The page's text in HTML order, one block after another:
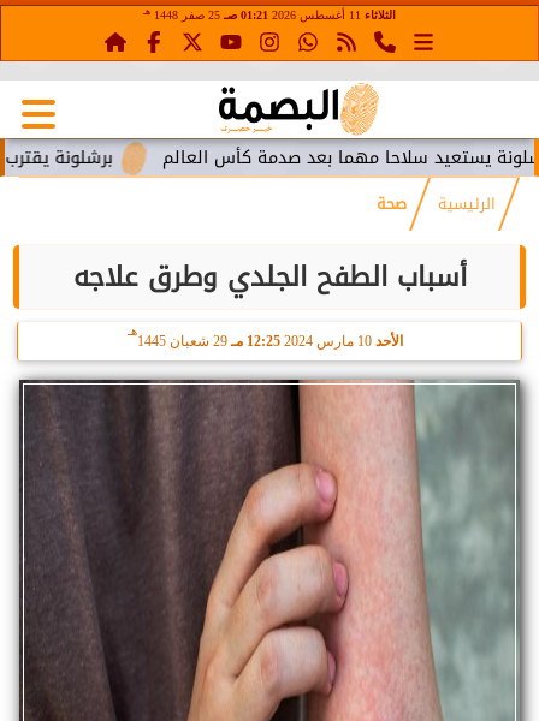
الثلاثاء 01:21 صـ 25 صفر 1448 هـ
برشلونة يقترب من سلاحا مهما بعد صدمة كأس العالم
الرئيسية صحة
أسباب الطفح الجلدي وطرق علاجه
الأحد 10 مارس 2024 12:25 مـ 29 شعبان 1445
هـ